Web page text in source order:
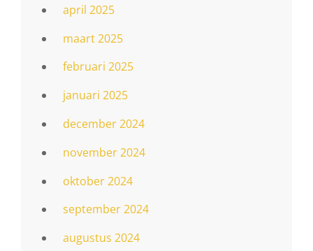
april 2025
maart 2025
februari 2025
januari 2025
december 2024
november 2024
oktober 2024
september 2024
augustus 2024